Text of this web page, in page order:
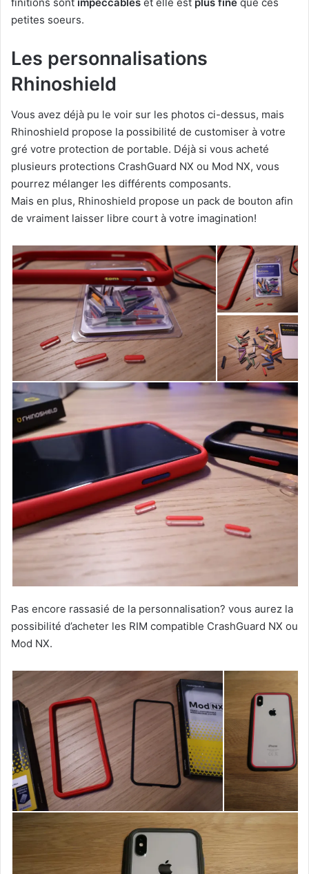
petites soeurs.
Les personnalisations
Rhinoshield
Vous avez déjà pu le voir sur les photos ci-dessus, mais
Rhinoshield propose la possibilité de customiser à votre
gré votre protection de portable. Déjà si vous acheté
plusieurs protections CrashGuard NX ou Mod NX, vous
pourrez mélanger les différents composants.
Mais en plus, Rhinoshield propose un pack de bouton afin
de vraiment laisser libre court à votre imagination!
Pas encore rassasié de la personnalisation? vous aurez la
possibilité d’acheter les RIM compatible CrashGuard NX ou
Mod NX.